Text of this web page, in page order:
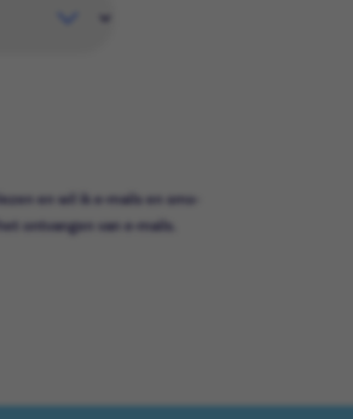
en wil ik e-mails en sms-
ontvangen van e-mails.